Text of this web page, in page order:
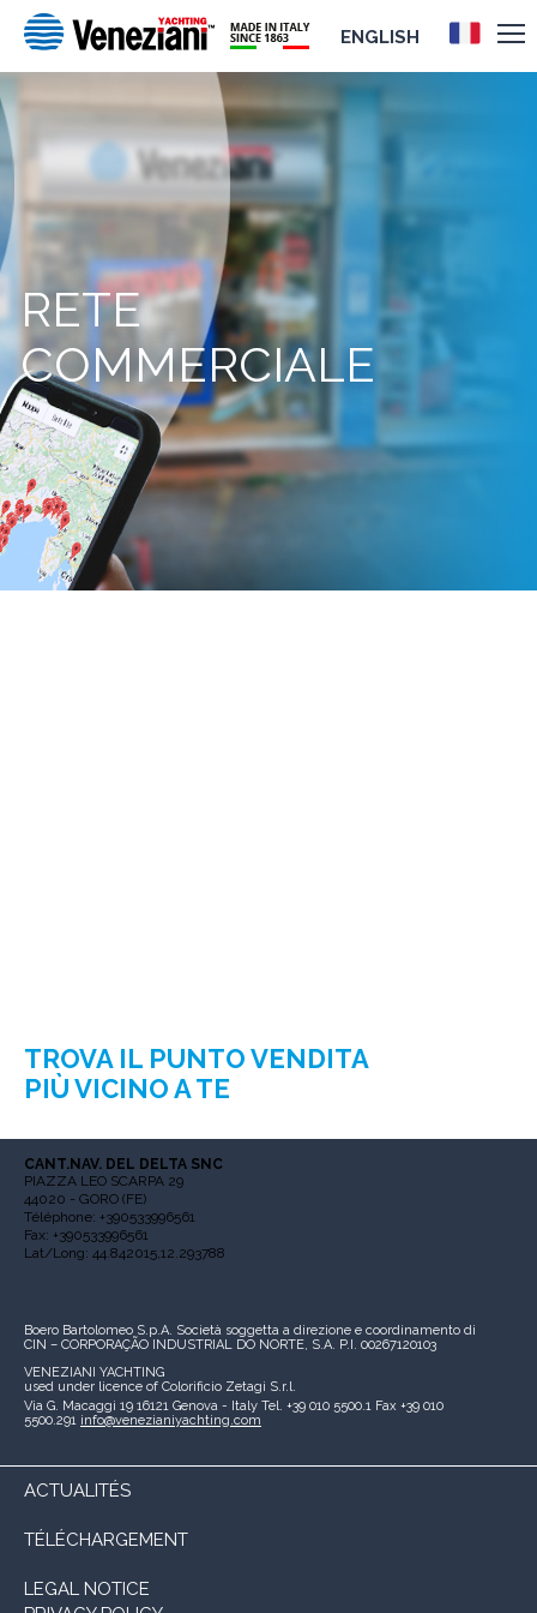
ENGLISH
RETE
COMMERCIALE
TROVA IL PUNTO VENDITA
PIÙ VICINO A TE
CANT.NAV. DEL DELTA SNC
PIAZZA LEO SCARPA 29
44020 - GORO (FE)
Téléphone: +390533996561
Fax: +390533996561
Lat/Long: 44.842015,12.293788
Boero Bartolomeo S.p.A. Società soggetta a direzione e coordinamento di
CIN – CORPORAÇÃO INDUSTRIAL DO NORTE, S.A. P.I. 00267120103
VENEZIANI YACHTING
used under licence of Colorificio Zetagi S.r.l.
Via G. Macaggi 19 16121 Genova - Italy Tel. +39 010 5500.1 Fax +39 010
5500.291 info@venezianiyachting.com
ACTUALITÉS
TÉLÉCHARGEMENT
LEGAL NOTICE